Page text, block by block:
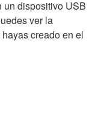
un dispositivo USB
ver la
creado en el